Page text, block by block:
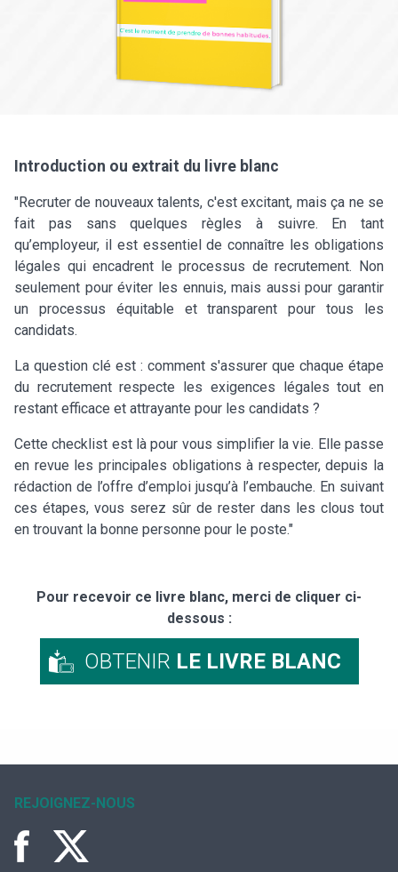
Introduction ou extrait du livre blanc
"Recruter de nouveaux talents, c'est excitant, mais ça ne se
fait pas sans quelques règles à suivre. En tant
qu’employeur, il est essentiel de connaître les obligations
légales qui encadrent le processus de recrutement. Non
seulement pour éviter les ennuis, mais aussi pour garantir
un processus équitable et transparent pour tous les
candidats.
La question clé est : comment s'assurer que chaque étape
du recrutement respecte les exigences légales tout en
restant efficace et attrayante pour les candidats ?
Cette checklist est là pour vous simplifier la vie. Elle passe
en revue les principales obligations à respecter, depuis la
rédaction de l’offre d’emploi jusqu’à l’embauche. En suivant
ces étapes, vous serez sûr de rester dans les clous tout
en trouvant la bonne personne pour le poste."
Pour recevoir ce livre blanc, merci de cliquer ci-
dessous :
OBTENIR LE LIVRE BLANC
REJOIGNEZ-NOUS